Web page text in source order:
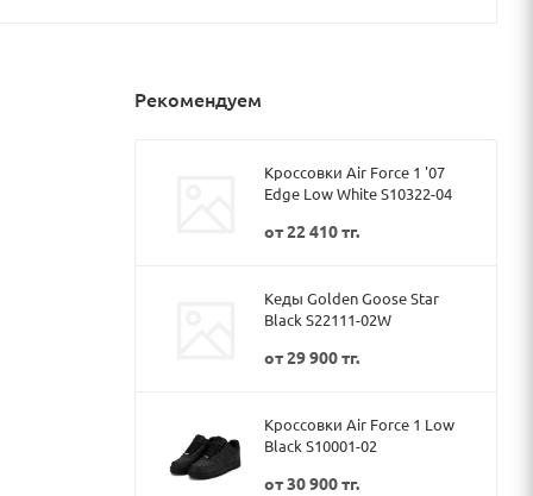
Рекомендуем
Кроссовки Air Force 1 '07
Edge Low White S10322-04
от22 410 тг.
Кеды Golden Goose Star
Black S22111-02W
от29 900 тг.
Кроссовки Air Force 1 Low
Black S10001-02
от30 900 тг.